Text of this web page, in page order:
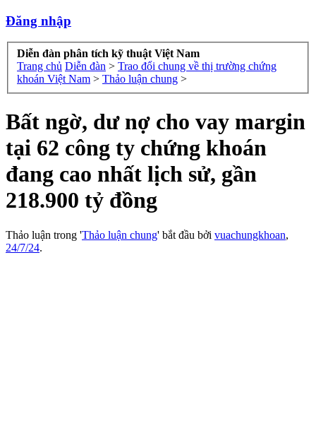
Đăng nhập
Diễn đàn phân tích kỹ thuật Việt Nam
Trang chủ Diễn đàn > Trao đổi chung về thị trường chứng
khoán Việt Nam > Thảo luận chung >
Bất ngờ, dư nợ cho vay margin
tại 62 công ty chứng khoán
đang cao nhất lịch sử, gần
218.900 tỷ đồng
Thảo luận trong 'Thảo luận chung' bắt đầu bởi vuachungkhoan,
24/7/24.